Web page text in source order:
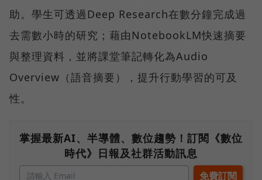
助。學生可透過Deep Research在數分鐘完成過
去需數小時的研究；藉由NotebookLM快速摘要
與整理資料，並將課堂筆記轉化為Audio
Overview（語音摘要），提升行動學習的可及
性。
掌握最新AI、半導體、數位趨勢！訂閱《數位
時代》日報及社群活動訊息